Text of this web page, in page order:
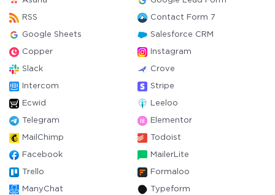
RSS Contact Form 7
Google Sheets Salesforce CRM
Copper Instagram
Slack Crove
Intercom Stripe
Ecwid Leeloo
Telegram Elementor
MailChimp Todoist
Facebook MailerLite
Trello Formaloo
ManyChat Typeform